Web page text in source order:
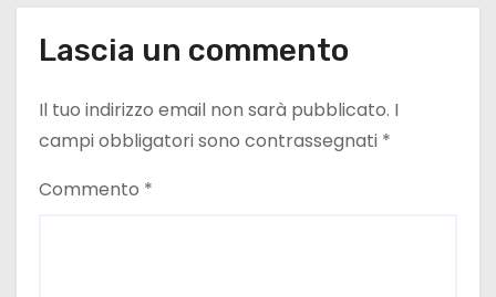
Lascia un commento
Il tuo indirizzo email non sarà pubblicato. I
campi obbligatori sono contrassegnati *
Commento *